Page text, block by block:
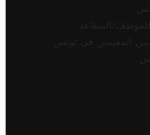
المتقاعد
المقيمين في تونس